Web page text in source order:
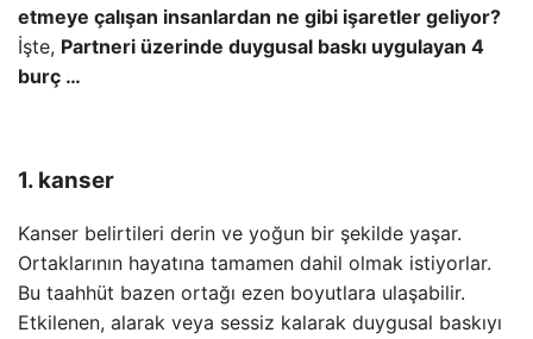
etmeye çalışan insanlardan ne gibi işaretler geliyor?
İşte, Partneri üzerinde duygusal baskı uygulayan 4
burç …
1. kanser
Kanser belirtileri derin ve yoğun bir şekilde yaşar.
Ortaklarının hayatına tamamen dahil olmak istiyorlar.
Bu taahhüt bazen ortağı ezen boyutlara ulaşabilir.
Etkilenen, alarak veya sessiz kalarak duygusal baskıyı